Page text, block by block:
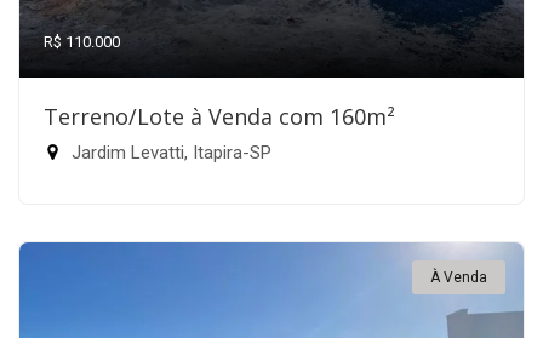
R$ 110.000
Terreno/Lote à Venda com 160m²
Jardim Levatti, Itapira-SP
À Venda